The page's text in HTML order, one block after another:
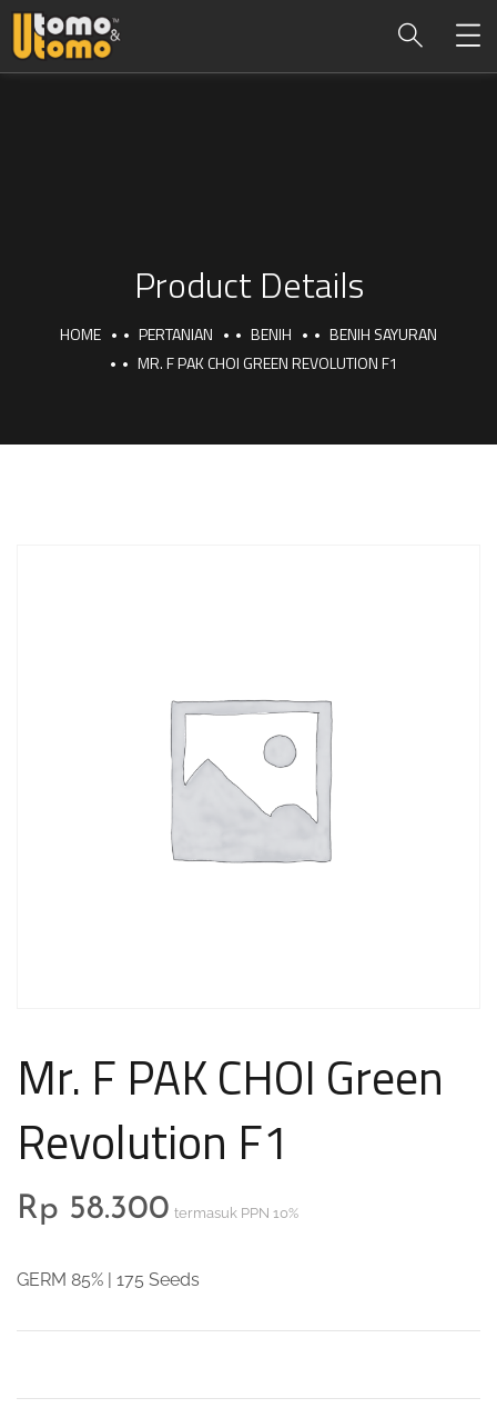
Product Details
HOME PERTANIAN BENIH
BENIH SAYURAN
MR. F PAK CHOI GREEN REVOLUTION F1
Mr. F PAK CHOI Green
Revolution F1
Rp 58.300 termasuk PPN 10%
GERM 85% | 175 Seeds